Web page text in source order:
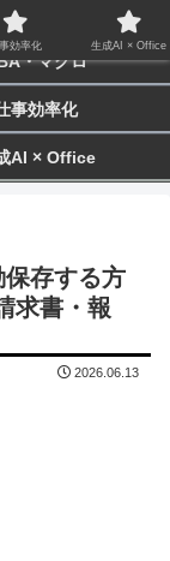
・マクロ
事効率化
AI × Office
存する方
求書・報
2026.06.13
効率化 生成AI × Office